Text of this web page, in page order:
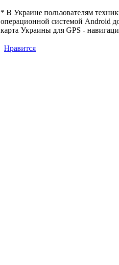
* В Украине пользователям
операционной системой Android
карта Украины для GPS -
Нравится